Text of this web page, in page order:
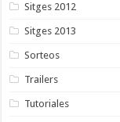
Sitges 2012
Sitges 2013
Sorteos
Trailers
Tutoriales